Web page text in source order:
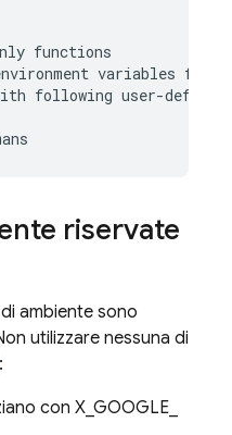
functions
variables
following user-
riservate
ambiente sono
utilizzare nessuna di
:
con X_GOOGLE_